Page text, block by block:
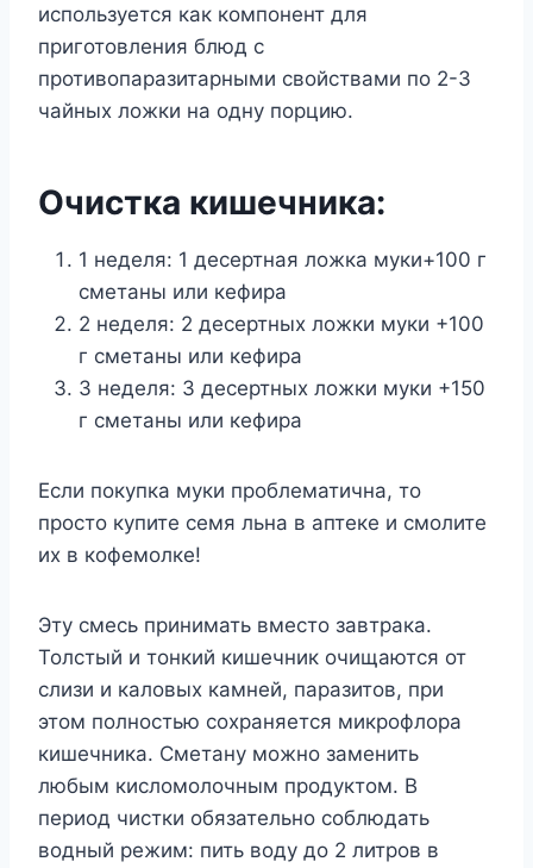
используется как компонент для
приготовления блюд с
противопаразитарными свойствами по 2-3
чайных ложки на одну порцию.
Очистка кишечника:
1 неделя: 1 десертная ложка муки+100 г
сметаны или кефира
2 неделя: 2 десертных ложки муки +100
г сметаны или кефира
3 неделя: 3 десертных ложки муки +150
г сметаны или кефира
Если покупка муки проблематична, то
просто купите семя льна в аптеке и смолите
их в кофемолке!
Эту смесь принимать вместо завтрака.
Толстый и тонкий кишечник очищаются от
слизи и каловых камней, паразитов, при
этом полностью сохраняется микрофлора
кишечника. Сметану можно заменить
любым кисломолочным продуктом. В
период чистки обязательно соблюдать
водный режим: пить воду до 2 литров в